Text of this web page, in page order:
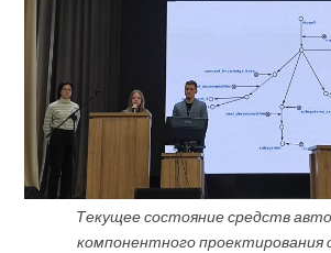
Текущее состояние средств
компонентного проектирования